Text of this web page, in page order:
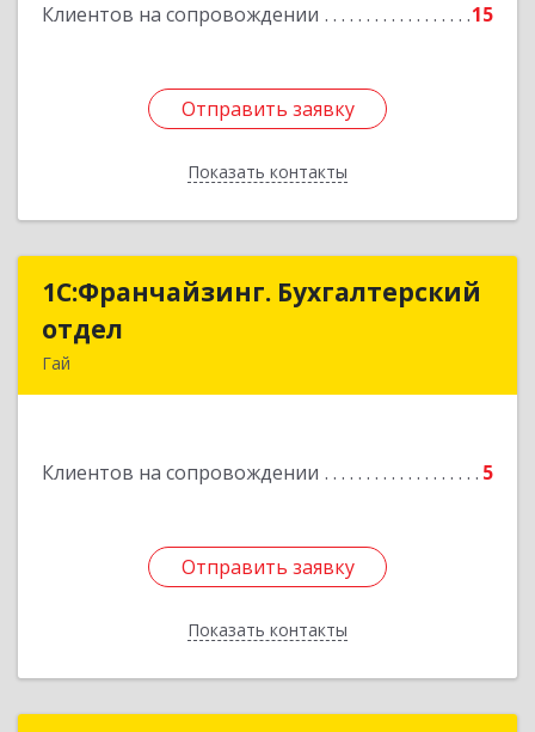
Клиентов на сопровождении 15
Отправить заявку
Показать контакты
Отправить заявку
Назад
1С:Франчайзинг. Бухгалтерский
отдел
Гай
Клиентов на сопровождении 5
Отправить заявку
Показать контакты
1С:Франчайзинг. Бухгалтерский
Подробнее
Отправить заявку
Назад